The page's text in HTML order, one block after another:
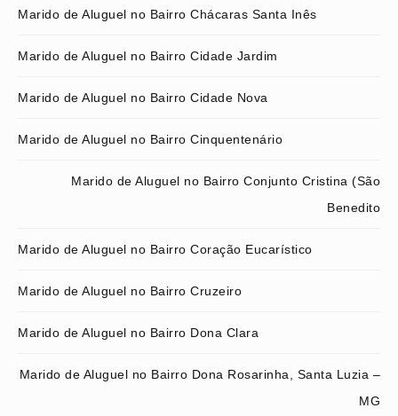
Marido de Aluguel no Bairro Chácaras Santa Inês
Marido de Aluguel no Bairro Cidade Jardim
Marido de Aluguel no Bairro Cidade Nova
Marido de Aluguel no Bairro Cinquentenário
Marido de Aluguel no Bairro Conjunto Cristina (São
Benedito
Marido de Aluguel no Bairro Coração Eucarístico
Marido de Aluguel no Bairro Cruzeiro
Marido de Aluguel no Bairro Dona Clara
Marido de Aluguel no Bairro Dona Rosarinha, Santa Luzia –
MG